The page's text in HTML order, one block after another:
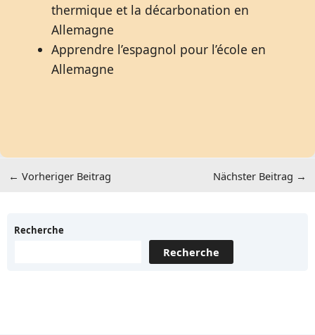
thermique et la décarbonation en
Allemagne
Apprendre l’espagnol pour l’école en
Allemagne
← Vorheriger Beitrag Nächster Beitrag →
Recherche
Recherche